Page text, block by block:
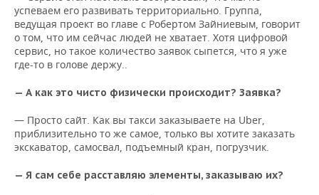
успеваем его развивать территориально. Группа,
ведущая проект во главе с Робертом Зайниевым, говорит
о том, что им сейчас людей не хватает. Хотя цифровой
сервис, но такое количество заявок сыпется, что я уже
где-то в голове держу..
— А как это чисто физически происходит? Заявка?
— Просто сайт. Как вы такси заказываете на Uber,
приблизительно то же самое, только вы хотите заказать
экскаватор, самосвал, подъемный кран, погрузчик.
— Я сам себе расставляю элементы, заказываю их?